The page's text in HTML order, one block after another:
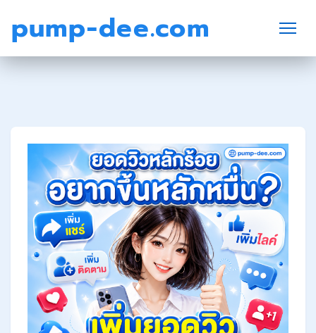
pump-dee.com